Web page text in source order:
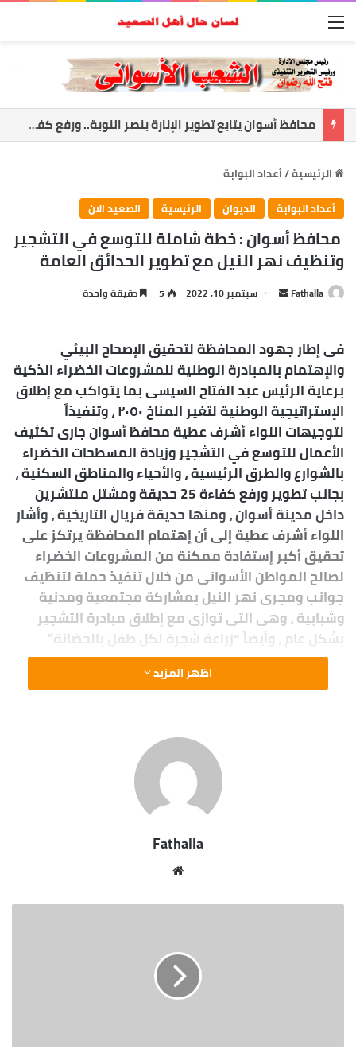
أسوان تعزز الشراكة الأمنية.. المحافظ ومدير الأمن يبحثان ملفات الأمن والتنميه
الرئيسية/أعداد البوابة
أعداد البوابة
الديوان الرئيسية الصعيد الان
محافظ أسوان : خطة شاملة للتوسع في التشجير
وتنظيف نهر النيل مع تطوير الحدائق العامة
Fathalla
ل
ب
ر
ي
د
ا
إ
ل
ك
ت
ر
و
ن
ي
ا
سبتمبر 10, 2022 5 دقيقة واحدة
فى إطار جهود المحافظة لتحقيق الإصحاح البيئي
والإهتمام بالمبادرة الوطنية للمشروعات الخضراء الذكية
برعاية الرئيس عبد الفتاح السيسى بما يتواكب مع إطلاق
الإستراتيجية الوطنية لتغير المناخ ٢٠٥٠ ، وتنفيذاً
لتوجيهات اللواء أشرف عطية محافظ أسوان جارى تكثيف
الأعمال للتوسع في التشجير وزيادة المسطحات الخضراء
بالشوارع والطرق الرئيسية ، والأحياء والمناطق السكنية ،
بجانب تطوير ورفع كفاءة 25 حديقة ومشتل منتشرين
داخل مدينة أسوان ، ومنها حديقة فريال التاريخية ، وأشار
اللواء أشرف عطية إلى أن إهتمام المحافظة يرتكز على
تحقيق أكبر إستفادة ممكنة من المشروعات الخضراء
لصالح المواطن الأسوانى من خلال تنفيذ حملة لتنظيف
جوانب ومجرى نهر النيل بمشاركة مجتمعية ومدنية
وشبابية ، وهى التى توازى مع إطلاق مبادرة التشجير
بشكل عام ، وأيضاً “زراعة شجرة لكل طفل بالحضانة”
تهدف لتحسين نوعية الحياة ، مع تخفيف المعاناة على
المواطنين من إرتفاع درجات الحرارة ، وخاصة فى أماكن
ومن جانبها أوضحت المهندسة صابرين فقير مديرة
الحدائق بأنه تنفيذاً لتعليمات محافظ أسوان جارى تنفيذ
خطة شاملة لتطوير الحدائق ومنها حديقة فريال
التاريخية والتي تم إنشاؤها فى أسرة ” محمد على ” فى
أفدنة تضم أشجار ونباتات نادرة منها خف الجمل ، و
جمالها ، كما لها طابع خاص يميزها عن غيرها بوجود
الفراعنة مثل رمسيس الثانى وأمنحتب الثالث ، والتي
تعبر عن القدرة الإلهية التي جمعت بين جمال النباتات
وجمال الصخور والماء في مكان واحد .
اظهر المزيد
Fathalla
الوي